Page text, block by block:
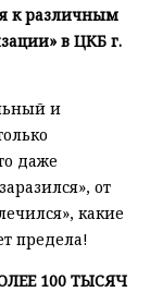
к различным
в ЦКБ г.
и
даже
от
какие
предела!
100 ТЫСЯЧ